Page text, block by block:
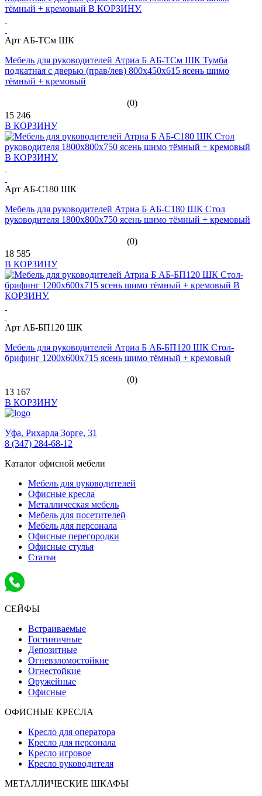
Арт АБ-ТСм ШК
Мебель для руководителей Атриа Б АБ-ТСм ШК Тумба
подкатная с дверью (прав/лев) 800х450х615 ясень шимо
тёмный + кремовый
(0)
15 246
В КОРЗИНУ
Арт АБ-С180 ШК
Мебель для руководителей Атриа Б АБ-С180 ШК Стол
руководителя 1800х800х750 ясень шимо тёмный + кремовый
(0)
18 585
В КОРЗИНУ
Арт АБ-БП120 ШК
Мебель для руководителей Атриа Б АБ-БП120 ШК Стол-
брифинг 1200х600х715 ясень шимо тёмный + кремовый
(0)
13 167
В КОРЗИНУ
Уфа, Рихарда Зорге, 31
8 (347) 284-68-12
Каталог офисной мебели
Мебель для руководителей
Офисные кресла
Металлическая мебель
Мебель для посетителей
Мебель для персонала
Офисные перегородки
Офисные стулья
Статьи
СЕЙФЫ
Встраиваемые
Гостиничные
Депозитные
Огневзломостойкие
Огнестойкие
Оружейные
Офисные
ОФИСНЫЕ КРЕСЛА
Кресло для оператора
Кресло для персонала
Кресло игровое
Кресло руководителя
МЕТАЛЛИЧЕСКИЕ ШКАФЫ